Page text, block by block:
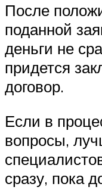
После
поданной
деньги не
придется
договор.
Если в
вопросы,
сразу, пока